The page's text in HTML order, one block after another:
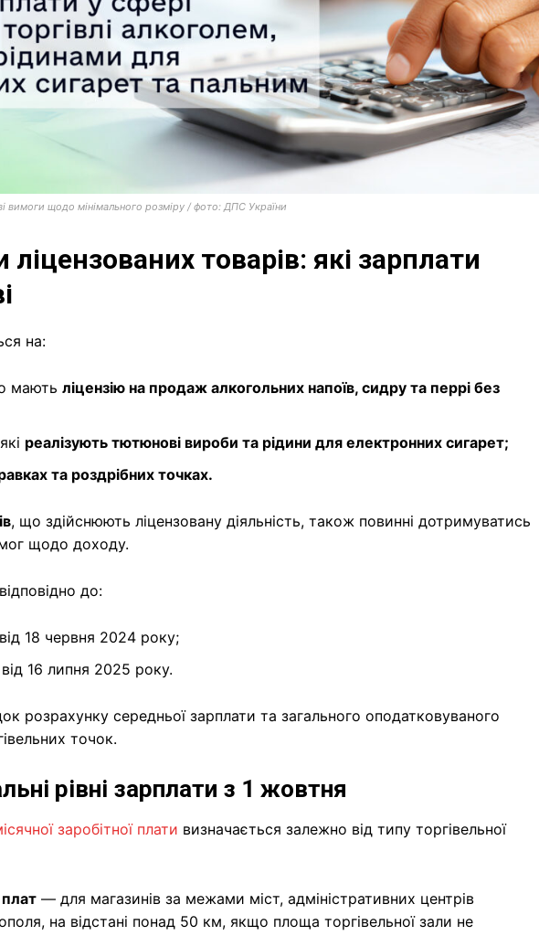
вимоги щодо мінімального розміру / фото: ДПС України
товарів: які зарплати
на:
мають ліцензію на продаж алкогольних напоїв, сидру та перрі без
реалізують тютюнові вироби та рідини для електронних сигарет;
та роздрібних точках.
, що здійснюють ліцензовану діяльність, також повинні дотримуватись
щодо доходу.
до:
від 18 червня 2024 року;
від 16 липня 2025 року.
розрахунку середньої зарплати та загального оподатковуваного
точок.
рівні зарплати з 1 жовтня
заробітної плати визначається залежно від типу торгівельної
плат — для магазинів за межами міст, адміністративних центрів
на відстані понад 50 км, якщо площа торгівельної зали не